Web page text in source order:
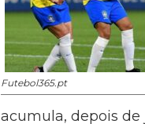
Futebol365.pt
acumula, depois de